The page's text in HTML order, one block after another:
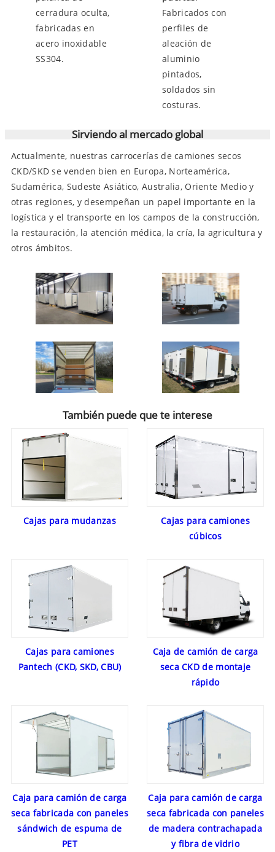
cerradura oculta,
fabricadas en
acero inoxidable
SS304.
Fabricados con
perfiles de
aleación de
aluminio
pintados,
soldados sin
costuras.
Sirviendo al mercado global
Actualmente, nuestras carrocerías de camiones secos
CKD/SKD se venden bien en Europa, Norteamérica,
Sudamérica, Sudeste Asiático, Australia, Oriente Medio y
otras regiones, y desempeñan un papel importante en la
logística y el transporte en los campos de la construcción,
la restauración, la atención médica, la cría, la agricultura y
otros ámbitos.
También puede que te interese
Cajas para mudanzas
Cajas para camiones
cúbicos
Cajas para camiones
Pantech (CKD, SKD, CBU)
Caja de camión de carga
seca CKD de montaje
rápido
Caja para camión de carga
seca fabricada con paneles
sándwich de espuma de
PET
Caja para camión de carga
seca fabricada con paneles
de madera contrachapada
y fibra de vidrio